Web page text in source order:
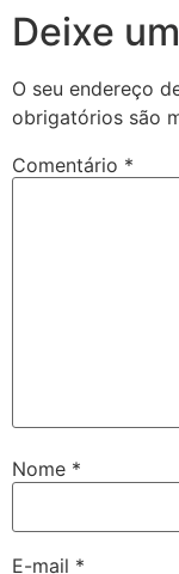
Deixe
O seu endereço
obrigatórios são
Comentário *
Nome *
E-mail *